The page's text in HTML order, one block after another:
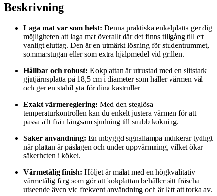
Beskrivning
Laga mat var som helst: Denna praktiska enkelplatta ger dig
möjligheten att laga mat överallt där det finns tillgång till ett
vanligt eluttag. Den är en utmärkt lösning för studentrummet,
sommarstugan eller som extra hjälpmedel vid grillen.
Hållbar och robust: Kokplattan är utrustad med en slitstark
gjutjärnsplatta på 18,5 cm i diameter som håller värmen väl
och ger en stabil yta för dina kastruller.
Exakt värmereglering: Med den steglösa
temperaturkontrollen kan du enkelt justera värmen för att
passa allt från långsam sjudning till snabb kokning.
Säker användning: En inbyggd signallampa indikerar tydligt
när plattan är påslagen och under uppvärmning, vilket ökar
säkerheten i köket.
Värmetålig finish: Höljet är målat med en högkvalitativ
värmetålig färg som gör att kokplattan behåller sitt fräscha
utseende även vid frekvent användning och är lätt att torka av.